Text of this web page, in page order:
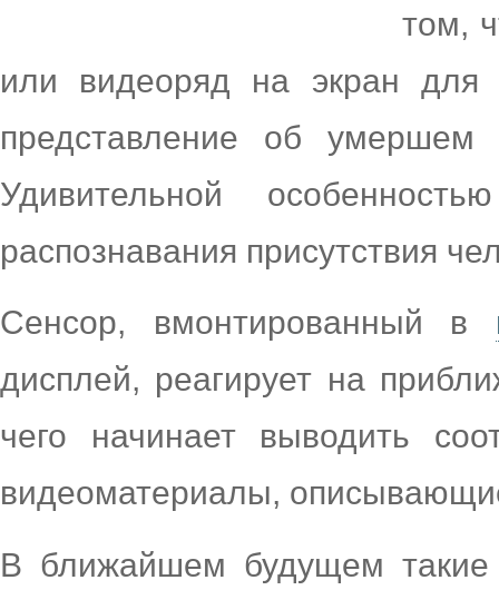
том,
или видеоряд на экран
представление об умершем
Удивительной
распознавания присутствия
Сенсор, вмонтированный в
дисплей, реагирует на
чего начинает выводить
видеоматериалы,
В ближайшем будущем такие